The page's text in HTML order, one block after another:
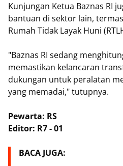
Kunjungan Ketua Baznas RI
bantuan di sektor lain,
Rumah Tidak Layak Huni
"Baznas RI sedang
memastikan kelancaran
dukungan untuk peralatan
yang memadai," tutupnya.
Pewarta: RS
Editor: R7 - 01
BACA JUGA: